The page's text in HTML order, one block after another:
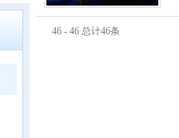
46 - 46 总计46条